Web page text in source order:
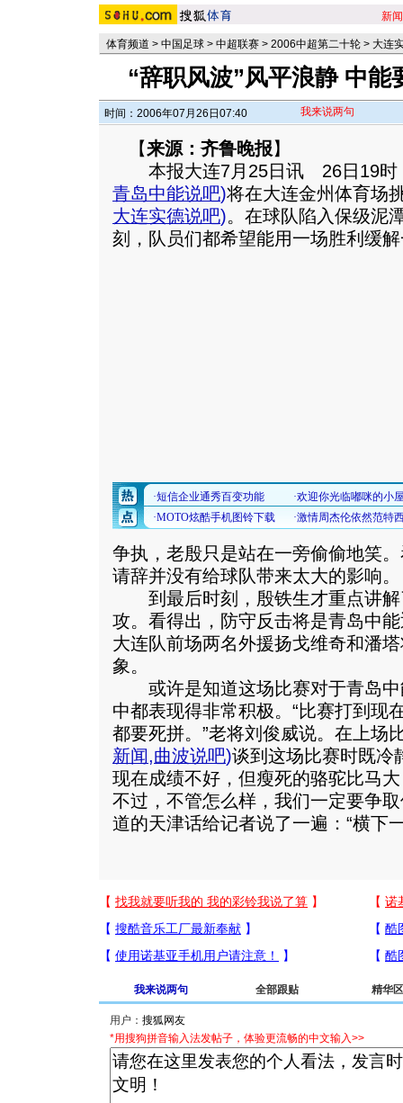
新闻
体育频道 > 中国足球 > 中超联赛 > 2006中超第二十轮 > 大连
“辞职风波”风平浪静 中能
时间：2006年07月26日07:40 我来说两句
【来源：齐鲁晚报】
本报大连7月25日讯 26日19时
青岛中能说吧)将在大连金州体育场
大连实德说吧)。在球队陷入保级泥
刻，队员们都希望能用一场胜利缓
争执，老殷只是站在一旁偷偷地笑
请辞并没有给球队带来太大的影响。
到最后时刻，殷铁生才重点讲解
攻。看得出，防守反击将是青岛中
大连队前场两名外援扬戈维奇和潘
象。
或许是知道这场比赛对于青岛中
中都表现得非常积极。“比赛打到现
都要死拼。”老将刘俊威说。在上场
新闻,曲波说吧)谈到这场比赛时既冷
现在成绩不好，但瘦死的骆驼比马
不过，不管怎么样，我们一定要争
道的天津话给记者说了一遍：“横下
我来说两句 全部跟贴 精华区
用户：
*用搜狗拼音输入法发帖子，体验更流畅的中文输入>>